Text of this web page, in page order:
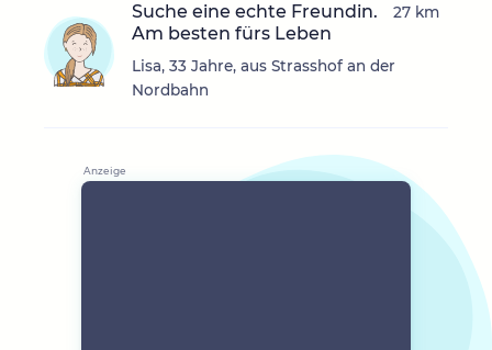
Suche eine echte Freundin.
Am besten fürs Leben
Lisa, 33 Jahre, aus Strasshof an der
Nordbahn
27 km